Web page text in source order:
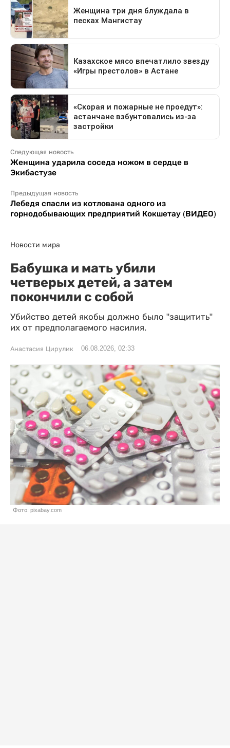
Следующая новость
Женщина ударила соседа ножом в сердце в
Экибастузе
Предыдущая новость
Лебедя спасли из котлована одного из
горнодобывающих предприятий Кокшетау (ВИДЕО)
Новости мира
Бабушка и мать убили
четверых детей, а затем
покончили с собой
Убийство детей якобы должно было "защитить"
их от предполагаемого насилия.
Анастасия Цирулик 06.08.2026, 02:33
Фото: pixabay.com